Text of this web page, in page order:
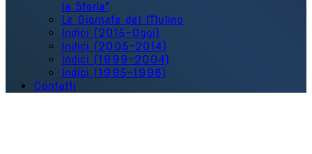
la Storia"
Le Giornate del Mulino
Indici (2015-Oggi)
Indici (2005-2014)
Indici (1999-2004)
Indici (1995-1998)
Contatti